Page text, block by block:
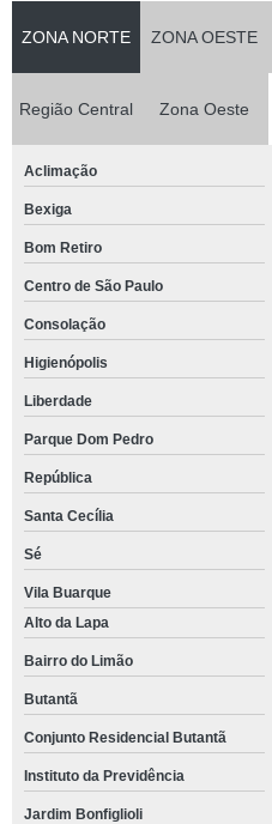
ZONA NORTE ZONA OESTE
Região Central Zona Oeste
Aclimação
Bexiga
Bom Retiro
Centro de São Paulo
Consolação
Higienópolis
Liberdade
Parque Dom Pedro
República
Santa Cecília
Sé
Vila Buarque
Alto da Lapa
Bairro do Limão
Butantã
Conjunto Residencial Butantã
Instituto da Previdência
Jardim Bonfiglioli